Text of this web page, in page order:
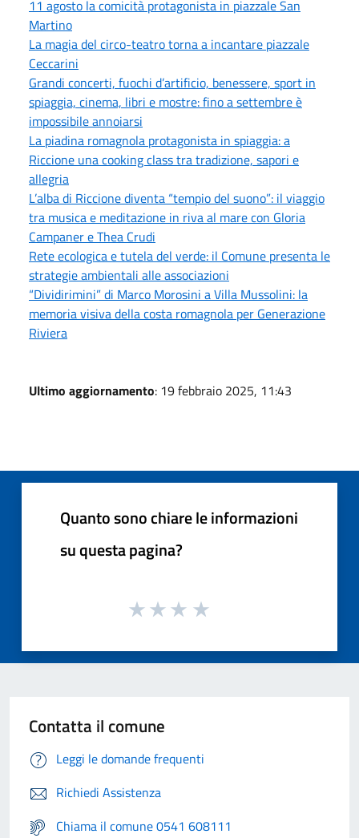
11 agosto la comicità protagonista in piazzale San
Martino
La magia del circo-teatro torna a incantare piazzale
Ceccarini
Grandi concerti, fuochi d’artificio, benessere, sport in
spiaggia, cinema, libri e mostre: fino a settembre è
impossibile annoiarsi
La piadina romagnola protagonista in spiaggia: a
Riccione una cooking class tra tradizione, sapori e
allegria
L’alba di Riccione diventa “tempio del suono”: il viaggio
tra musica e meditazione in riva al mare con Gloria
Campaner e Thea Crudi
Rete ecologica e tutela del verde: il Comune presenta le
strategie ambientali alle associazioni
“Dividirimini” di Marco Morosini a Villa Mussolini: la
memoria visiva della costa romagnola per Generazione
Riviera
Ultimo aggiornamento: 19 febbraio 2025, 11:43
Quanto sono chiare le informazioni
su questa pagina?
Contatta il comune
Leggi le domande frequenti
Richiedi Assistenza
Chiama il comune 0541 608111